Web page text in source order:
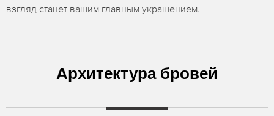
взгляд станет вашим главным украшением.
Архитектура бровей